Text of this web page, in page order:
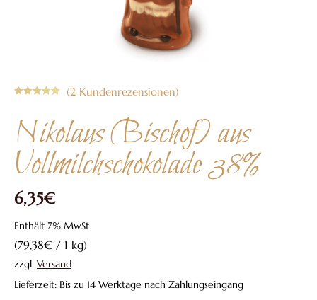
Nikolaus (Bischof) aus
Vollmilchschokolade 38%
6,35€
Enthält 7% MwSt
(79,38€ / 1 kg)
zzgl. Versand
Lieferzeit: Bis zu 14 Werktage nach Zahlungseingang
basierend
auf
Kundenbewertungen
(2Kundenrezensionen)